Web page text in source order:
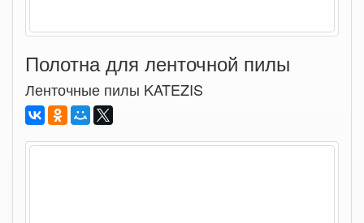
Полотна для ленточной пилы
Ленточные пилы KATEZIS